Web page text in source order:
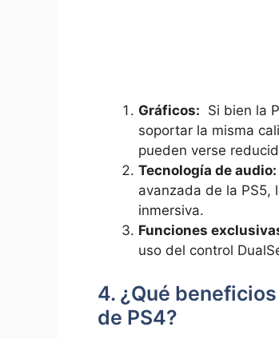
Gráficos:
Si bien la
soportar la misma
pueden verse
Tecnología de‍ audio:
avanzada ⁤de la PS5,
inmersiva.
Funciones
uso del control⁣
4. ¿Qué
de ​PS4?